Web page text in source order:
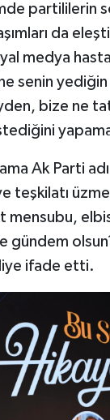
partililerin
da
medya
senin
bize ne
Ak Parti
teşkilatı
mensubu,
gündem
ifade etti.